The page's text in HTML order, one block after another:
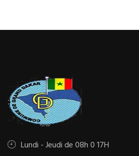
Lundi - Jeudi de 08h 0 17H